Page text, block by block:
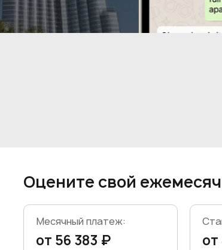
Оцените свой
Месячный платеж:
от 56 383 ₽ от